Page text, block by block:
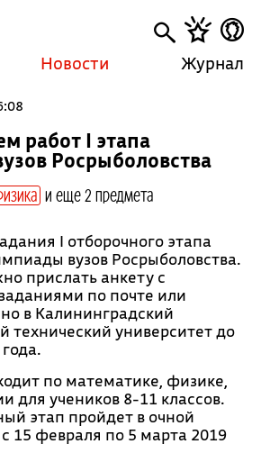
Новости Журнал
работ I этапа
Росрыболовства
и еще 2 предмета
I отборочного этапа
вузов Росрыболовства.
прислать анкету с
по почте или
в Калининградский
технический университет до
по математике, физике,
для учеников 8-11 классов.
этап пройдет в очной
15 февраля по 5 марта 2019